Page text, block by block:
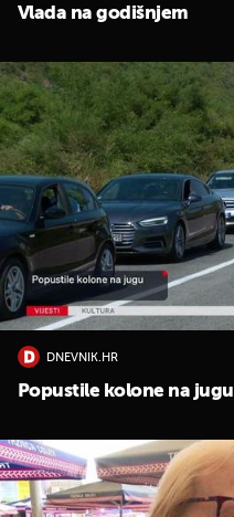
Vlada na godišnjem
DNEVNIK.HR
Popustile kolone na jugu